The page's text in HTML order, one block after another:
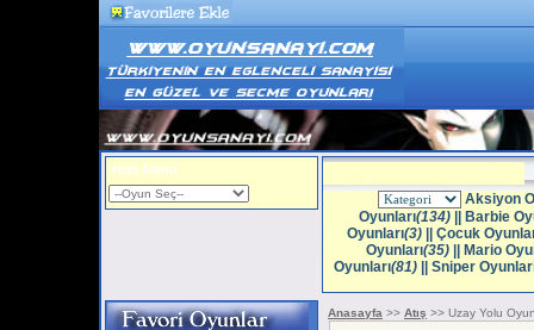
Hızlı Menü
Aksiyon
Oyunları(134)
Barbie
Oyunları(3)
Çocuk
Oyunları(35)||
Mario
Oyunları(81) Sniper
Anasayfa >> Atış >> Uzay Yolu